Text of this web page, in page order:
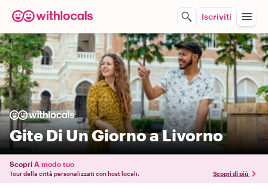
Iscriviti
Gite Di Un Giorno a Livorno
Scopri A modo tuo
Tour della città personalizzati con host locali. Scopri di più